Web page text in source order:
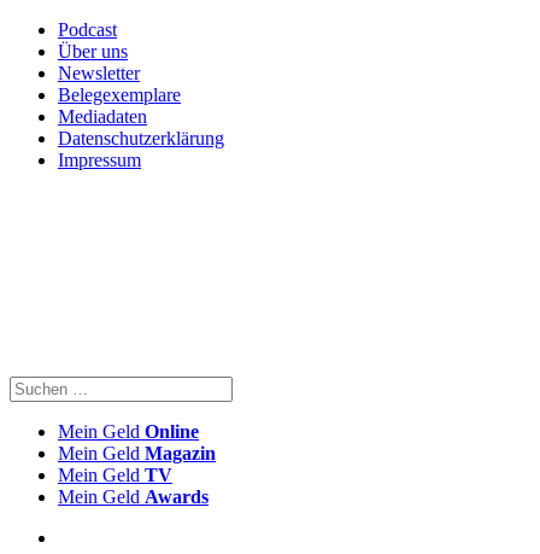
Podcast
Über uns
Newsletter
Belegexemplare
Mediadaten
Datenschutzerklärung
Impressum
Mein Geld Online
Mein Geld Magazin
Mein Geld TV
Mein Geld Awards